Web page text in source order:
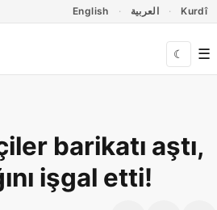
English العربية Kurdî
☾ ☰
barikatı aştı,
işgal etti!